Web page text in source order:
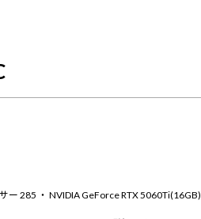
ー 285 ・ NVIDIA GeForce RTX 5060Ti(16GB)